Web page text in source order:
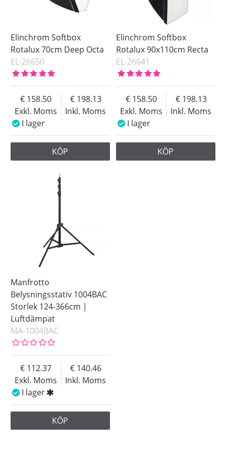
Elinchrom Softbox
Rotalux 70cm Deep Octa
EL-26650
Exkl. Moms
158.50
Inkl. Moms
198.13
I lager
KÖP
Elinchrom Softbox
Rotalux 90x110cm Recta
EL-26641
Exkl. Moms
158.50
Inkl. Moms
198.13
I lager
KÖP
Manfrotto
Belysningsstativ 1004BAC
Storlek 124-366cm |
Luftdämpat
MA-1004BAC
Exkl. Moms
112.37
Inkl. Moms
140.46
I lager
KÖP